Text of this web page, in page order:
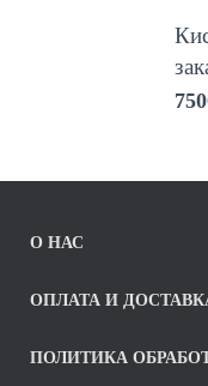
О НАС
ОПЛАТА И
ПОЛИТИКА